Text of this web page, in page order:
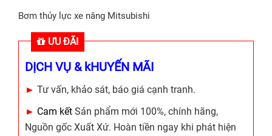
Bơm thủy lực xe nâng Mitsubishi
ƯU ĐÃI
DỊCH VỤ & kHUYẾN MÃI
► Tư vấn, khảo sát, báo giá cạnh tranh.
► Cam kết Sản phẩm mới 100%, chính hãng,
Nguồn gốc Xuất Xứ. Hoàn tiền ngay khi phát hiện